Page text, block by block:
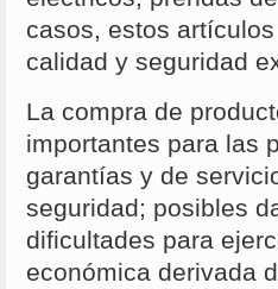
casos, estos
calidad y seguridad
La compra de
importantes para las
garantías y de
seguridad; posibles
dificultades para
económica derivada